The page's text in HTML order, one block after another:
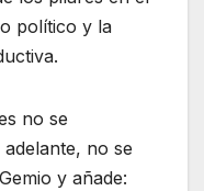
político y la
no se
no se
y añade: